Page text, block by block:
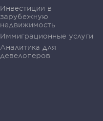
Инвестиции в
зарубежную
недвижимость
Иммиграционные услуги
Аналитика для
девелоперов